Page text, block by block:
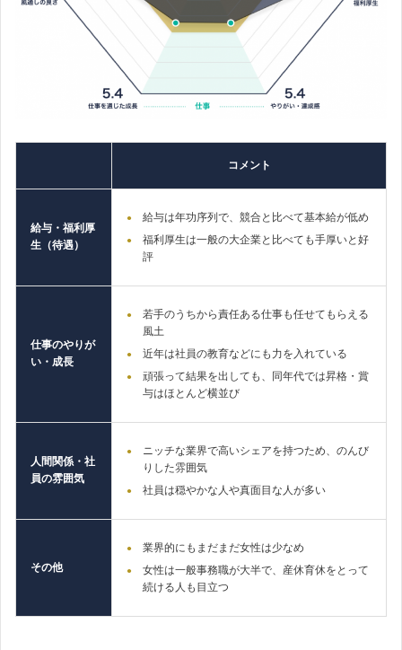
コメント
給与・福利厚
生（待遇）
給与は年功序列で、競合と比べて基本給が低め
福利厚生は一般の大企業と比べても手厚いと好
評
仕事のやりが
い・成長
若手のうちから責任ある仕事も任せてもらえる
風土
近年は社員の教育などにも力を入れている
頑張って結果を出しても、同年代では昇格・賞
与はほとんど横並び
人間関係・社
員の雰囲気
ニッチな業界で高いシェアを持つため、のんび
りした雰囲気
社員は穏やかな人や真面目な人が多い
その他
業界的にもまだまだ女性は少なめ
女性は一般事務職が大半で、産休育休をとって
続ける人も目立つ